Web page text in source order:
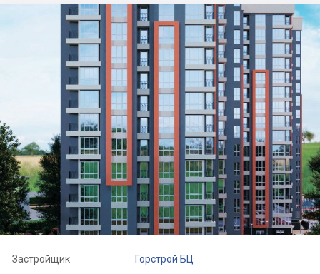
Застройщик Горстрой БЦ